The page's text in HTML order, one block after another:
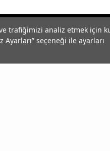
trafiğimizi analiz etmek için
seçeneği ile ayarları